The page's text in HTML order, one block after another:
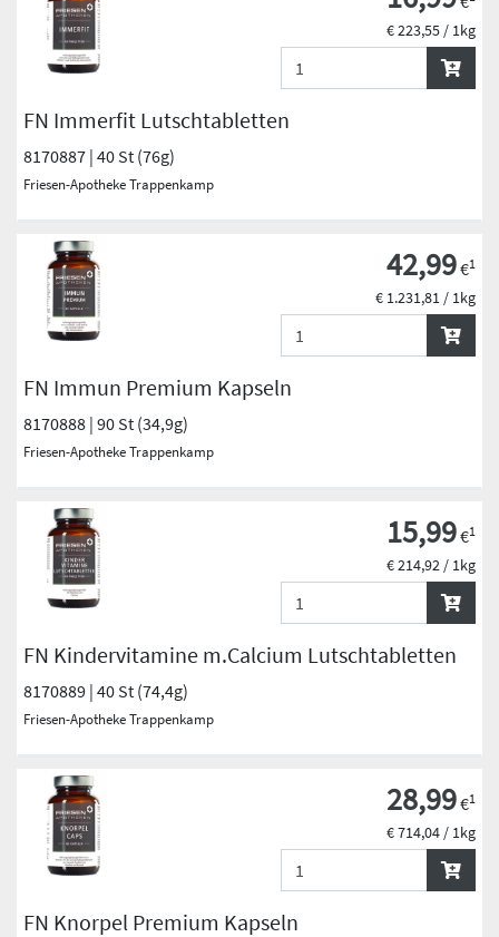
FN Immerfit Lutschtabletten
8170887 | 40 St (76g)
Friesen-Apotheke Trappenkamp
€ 223,55 / 1kg
FN Immun Premium Kapseln
8170888 | 90 St (34,9g)
Friesen-Apotheke Trappenkamp
42,99€1
€ 1.231,81 / 1kg
FN Kindervitamine m.Calcium Lutschtabletten
8170889 | 40 St (74,4g)
Friesen-Apotheke Trappenkamp
15,99€1
€ 214,92 / 1kg
FN Knorpel Premium Kapseln
28,99€1
€ 714,04 / 1kg